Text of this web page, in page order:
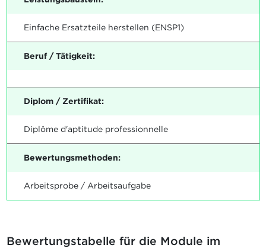
Einfache Ersatzteile herstellen (ENSP1)
Beruf / Tätigkeit:
Diplom / Zertifikat:
Diplôme d'aptitude professionnelle
Bewertungsmethoden:
Arbeitsprobe / Arbeitsaufgabe
Bewertungstabelle für die Module im